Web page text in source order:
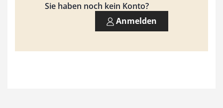
0
0
Sie haben noch kein Konto?
Anmelden